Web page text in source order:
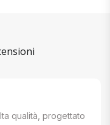
qualità, progettato